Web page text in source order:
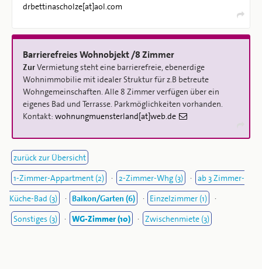
drbettinascholze[at]aol.com
Barrierefreies Wohnobjekt /8 Zimmer
ZurVermietung steht eine barrierefreie, ebenerdige
Wohnimmobilie mit idealer Struktur für z.B betreute
Wohngemeinschaften. Alle 8 Zimmer verfügen über ein
eigenes Bad und Terrasse. Parkmöglichkeiten vorhanden.
Kontakt:wohnungmuensterland[at]web.de
zurück zur Übersicht
1-Zimmer-Appartment (2)
· 2-Zimmer-Whg (3) · ab 3 Zimmer-
Küche-Bad (3)
· Balkon/Garten (6) · Einzelzimmer (1)
·
Sonstiges (3)
· WG-Zimmer (10) · Zwischenmiete (3)